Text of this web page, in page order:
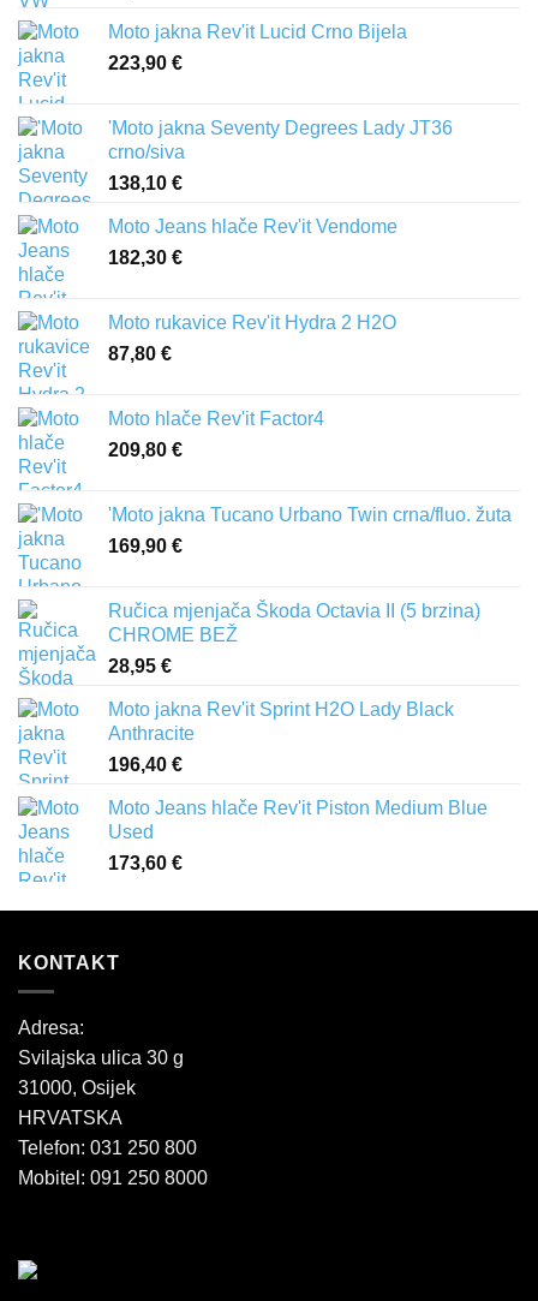
Moto jakna Rev'it Lucid Crno Bijela
223,90 €
'Moto jakna Seventy Degrees Lady JT36
crno/siva
138,10 €
Moto Jeans hlače Rev'it Vendome
182,30 €
Moto rukavice Rev'it Hydra 2 H2O
87,80 €
Moto hlače Rev'it Factor4
209,80 €
'Moto jakna Tucano Urbano Twin crna/fluo. žuta
169,90 €
Ručica mjenjača Škoda Octavia II (5 brzina)
CHROME BEŽ
28,95 €
Moto jakna Rev'it Sprint H2O Lady Black
Anthracite
196,40 €
Moto Jeans hlače Rev'it Piston Medium Blue
Used
173,60 €
KONTAKT
Adresa:
Svilajska ulica 30 g
31000, Osijek
HRVATSKA
Telefon: 031 250 800
Mobitel: 091 250 8000